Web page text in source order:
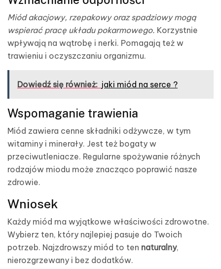
Miód akacjowy, rzepakowy oraz spadziowy mogą
wspierać pracę układu pokarmowego. Korzystnie
wpływają na wątrobę i nerki. Pomagają też w
trawieniu i oczyszczaniu organizmu.
Dowiedź się również: jaki miód na serce ?
Wspomaganie trawienia
Miód zawiera cenne składniki odżywcze, w tym
witaminy i minerały. Jest też bogaty w
przeciwutleniacze. Regularne spożywanie różnych
rodzajów miodu może znacząco poprawić nasze
zdrowie.
Wniosek
Każdy miód ma wyjątkowe właściwości zdrowotne.
Wybierz ten, który najlepiej pasuje do Twoich
potrzeb. Najzdrowszy miód to ten naturalny,
nierozgrzewany i bez dodatków.